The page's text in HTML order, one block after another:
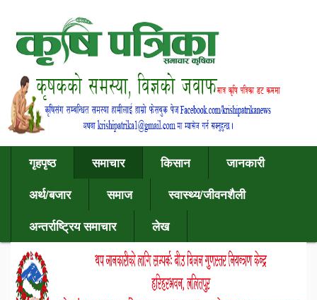
गृहपृष्ठ समाचार किसान
जानकारी
अर्थ/बजार
समाज
स्वास्थ्य/जीवनशैली
अन्तर्राष्ट्रिय समाचार
लेख